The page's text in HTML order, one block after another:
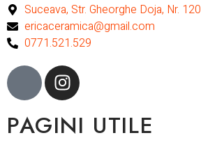
Suceava, Str. Gheorghe Doja, Nr. 120
ericaceramica@gmail.com
0771.521.529
PAGINI UTILE